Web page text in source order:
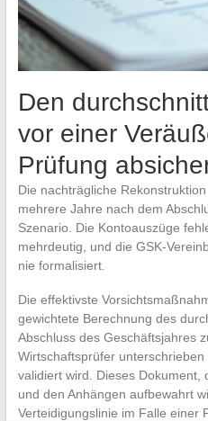
Den
vor einer
Prüfung
Die nachträgliche
mehrere Jahre nach dem
Szenario. Die Kontoauszüge
mehrdeutig, und die GSK-
nie formalisiert.
Die effektivste
gewichtete Berechnung des
Abschluss des Geschäftsjahres
Wirtschaftsprüfer
validiert wird. Dieses Dokument,
und den Anhängen aufbewahrt
Verteidigungslinie im Falle einer